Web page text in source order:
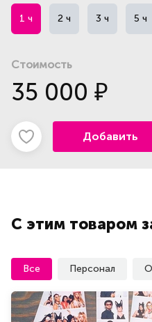
1 ч 2 ч 3 ч 5 ч
Стоимость
35 000 ₽
Добавить
С этим товаром
Все Персонал